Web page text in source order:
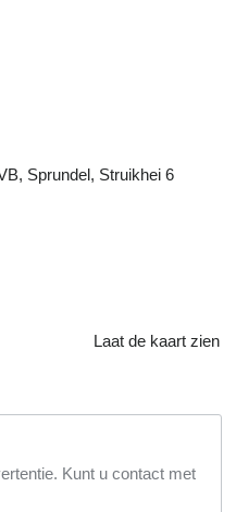
Sprundel, Struikhei 6
Laat de kaart zien